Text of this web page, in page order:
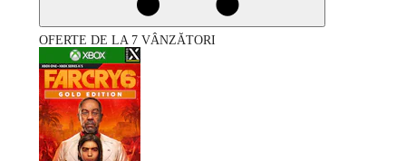
OFERTE DE LA 7 VÂNZĂTORI